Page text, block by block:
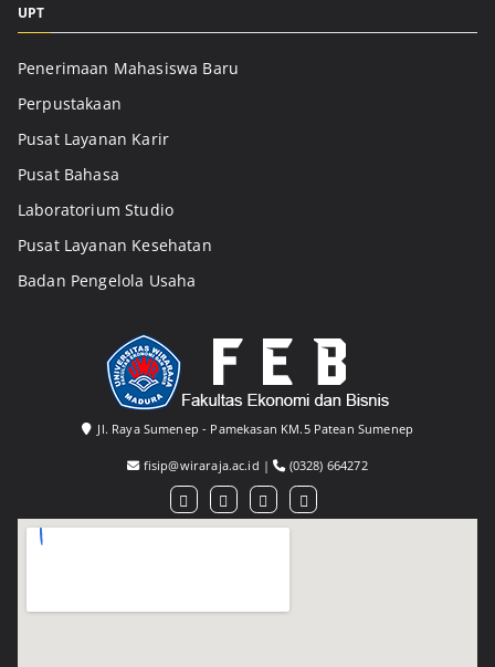
UPT
Penerimaan Mahasiswa Baru
Perpustakaan
Pusat Layanan Karir
Pusat Bahasa
Laboratorium Studio
Pusat Layanan Kesehatan
Badan Pengelola Usaha
Jl. Raya Sumenep - Pamekasan KM.5 Patean Sumenep
fisip@wiraraja.ac.id | (0328) 664272